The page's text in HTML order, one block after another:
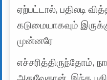
ஏற்பட்டால், பதிலடி
கடுமையாகவும்
முன்னரே
எச்சரித்திருந்தோம்,